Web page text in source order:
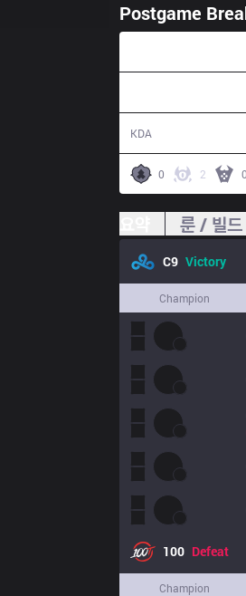
Postgame
KDA
0 2 0
룬 / 빌드
C9 Victory
Champion
100 Defeat
Champion